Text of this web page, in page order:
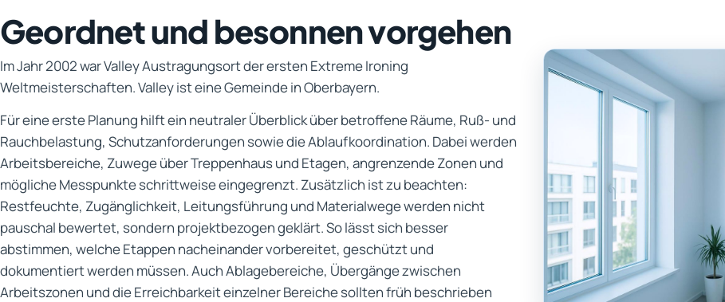
Geordnet und besonnen vorgehen
Im Jahr 2002 war Valley Austragungsort der ersten Extreme Ironing
Weltmeisterschaften. Valley ist eine Gemeinde in Oberbayern.
Für eine erste Planung hilft ein neutraler Überblick über betroffene Räume, Ruß- und
Rauchbelastung, Schutzanforderungen sowie die Ablaufkoordination. Dabei werden
Arbeitsbereiche, Zuwege über Treppenhaus und Etagen, angrenzende Zonen und
mögliche Messpunkte schrittweise eingegrenzt. Zusätzlich ist zu beachten:
Restfeuchte, Zugänglichkeit, Leitungsführung und Materialwege werden nicht
pauschal bewertet, sondern projektbezogen geklärt. So lässt sich besser
abstimmen, welche Etappen nacheinander vorbereitet, geschützt und
dokumentiert werden müssen. Auch Ablagebereiche, Übergänge zwischen
Arbeitszonen und die Erreichbarkeit einzelner Bereiche sollten früh beschrieben